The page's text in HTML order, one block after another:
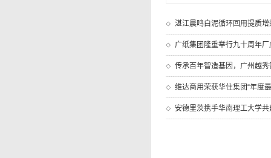
湛江晨鸣白泥循环回用提质
广纸集团隆重举行九十周年
传承百年智造基因，广州越
维达商用荣获华住集团“年度
安德里茨携手华南理工大学